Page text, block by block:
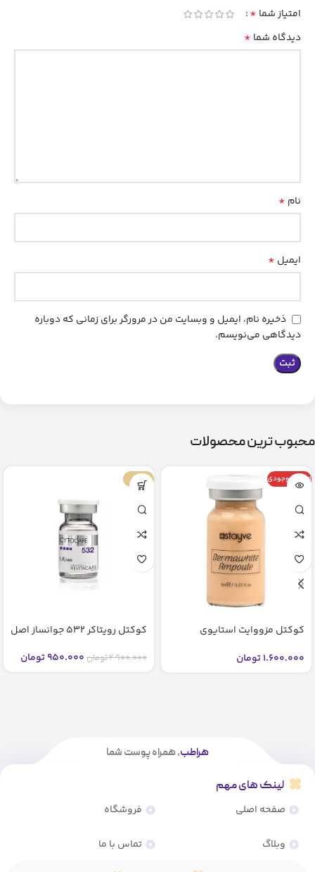
امتیاز شما *
دیدگاه شما *
نام *
ایمیل *
ذخیره نام، ایمیل و وبسایت من در مرورگر برای زمانی که دوباره
دیدگاهی می‌نویسم.
محبوب ترین محصولات
اتمام موجودی
کوکتل مزووایت استایوی
1.600.000تومان
-67%
کوکتل رویتاکر 532 جوانساز اصل
2.900.000تومان 950.000تومان
هراطب، همراه پوست شما
لینک های مهم
صفحه اصلی
وبلاگ
فروشگاه
تماس با ما